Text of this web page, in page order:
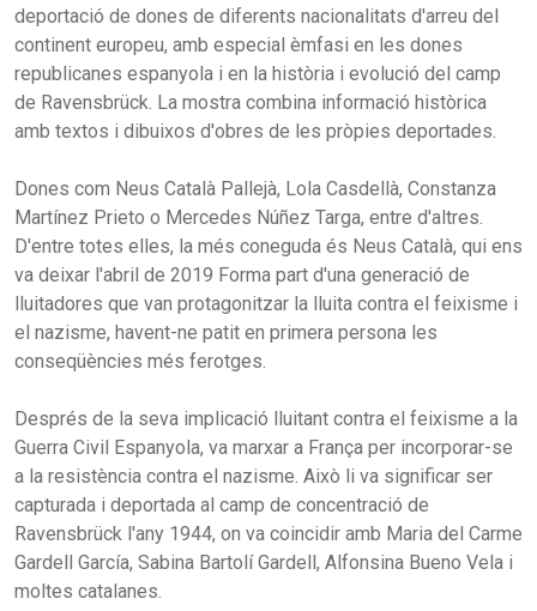
deportació de dones de diferents nacionalitats d'arreu del
continent europeu, amb especial èmfasi en les dones
republicanes espanyola i en la història i evolució del camp
de Ravensbrück. La mostra combina informació històrica
amb textos i dibuixos d'obres de les pròpies deportades.
Dones com Neus Català Pallejà, Lola Casdellà, Constanza
Martínez Prieto o Mercedes Núñez Targa, entre d'altres.
D'entre totes elles, la més coneguda és Neus Català, qui ens
va deixar l'abril de 2019 Forma part d'una generació de
lluitadores que van protagonitzar la lluita contra el feixisme i
el nazisme, havent-ne patit en primera persona les
conseqüències més ferotges.
Després de la seva implicació lluitant contra el feixisme a la
Guerra Civil Espanyola, va marxar a França per incorporar-se
a la resistència contra el nazisme. Això li va significar ser
capturada i deportada al camp de concentració de
Ravensbrück l'any 1944, on va coincidir amb Maria del Carme
Gardell García, Sabina Bartolí Gardell, Alfonsina Bueno Vela i
moltes catalanes.